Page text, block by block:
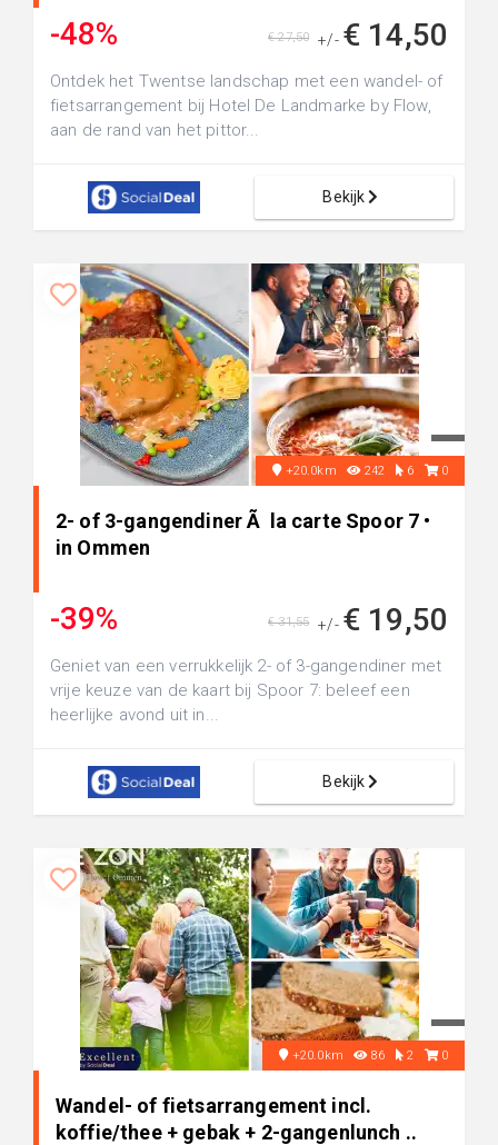
-48% +/- € 14,50
€ 27,50
Ontdek het Twentse landschap met een wandel- of
fietsarrangement bij Hotel De Landmarke by Flow,
aan de rand van het pittor...
Bekijk
+20.0km 242 6 0
2- of 3-gangendiner Ã la carte Spoor 7 •
in Ommen
-39% +/- € 19,50
€ 31,55
Geniet van een verrukkelijk 2- of 3-gangendiner met
vrije keuze van de kaart bij Spoor 7: beleef een
heerlijke avond uit in...
Bekijk
+20.0km 86 2 0
Wandel- of fietsarrangement incl.
koffie/thee + gebak + 2-gangenlunch ..